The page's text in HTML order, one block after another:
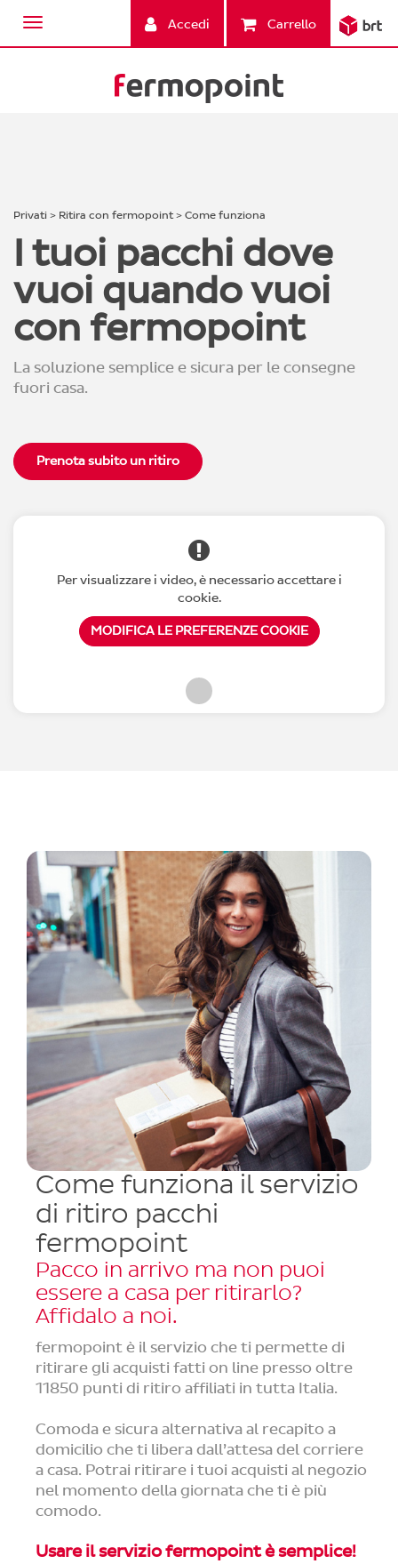
Accedi Carrello
Privati > Ritira con fermopoint > Come funziona
I tuoi pacchi dove
vuoi quando vuoi
con fermopoint
La soluzione semplice e sicura per le consegne
fuori casa.
Prenota subito un ritiro
Per visualizzare i video, è necessario accettare i
cookie.
MODIFICA LE PREFERENZE COOKIE
Come funziona il servizio
di ritiro pacchi
fermopoint
Pacco in arrivo ma non puoi
essere a casa per ritirarlo?
Affidalo a noi.
fermopoint è il servizio che ti permette di
ritirare gli acquisti fatti on line presso oltre
11850 punti di ritiro affiliati in tutta Italia.
Comoda e sicura alternativa al recapito a
domicilio che ti libera dall’attesa del corriere
a casa. Potrai ritirare i tuoi acquisti al negozio
nel momento della giornata che ti è più
comodo.
Usare il servizio fermopoint è semplice!